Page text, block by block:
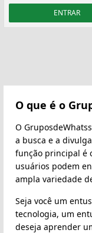
ENTRAR
O que é o
O
a busca e a
função principal é
usuários podem
ampla variedade
Seja você um
tecnologia, um
deseja aprender